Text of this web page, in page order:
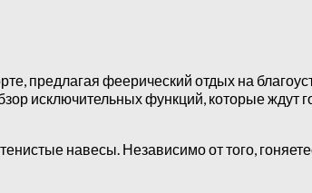
предлагая феерический отдых на
исключительных функций, которые ждут
навесы. Независимо от того,